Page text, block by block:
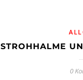
STROHHALME
0